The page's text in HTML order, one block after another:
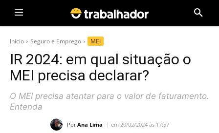
Início Seguro e Emprego MEI
IR 2024: em qual situação o
MEI precisa declarar?
O MEI precisa atentar para o valor de faturamento.
Entenda
Por Ana Lima em 20/02/2024 às 17:57